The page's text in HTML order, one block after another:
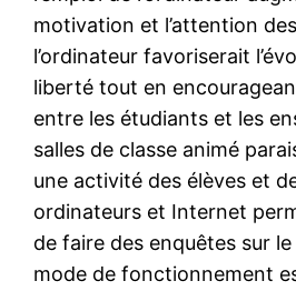
motivation et l’attention
l’ordinateur favoriserait
liberté tout en
entre les étudiants et les
salles de classe animé
une activité des élèves et
ordinateurs et Internet
de faire des enquêtes sur
mode de fonctionnement